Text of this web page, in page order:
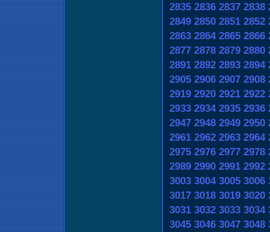
2835 2836 2837 2838
2849 2850 2851 2852
2863 2864 2865 2866
2877 2878 2879 2880
2891 2892 2893 2894
2905 2906 2907 2908
2919 2920 2921 2922
2933 2934 2935 2936
2947 2948 2949 2950
2961 2962 2963 2964
2975 2976 2977 2978
2989 2990 2991 2992
3003 3004 3005 3006
3017 3018 3019 3020
3031 3032 3033 3034
3045 3046 3047 3048